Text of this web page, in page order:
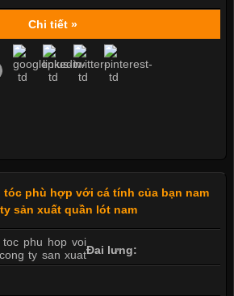
Chi tiết »
tóc phù hợp với cá tính của bạn nam
sản xuất quần lót nam
Đai lưng: